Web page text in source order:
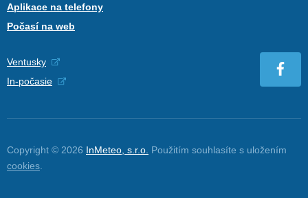
Aplikace na telefony
Počasí na web
Ventusky
In-počasie
Copyright © 2026 InMeteo, s.r.o. Použitím souhlasíte s uložením
cookies